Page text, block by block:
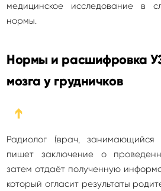
медицинское исследование в
нормы.
Нормы и расшифровка
мозга у грудничков
➔
Радиолог (врач,
пишет заключение о
затем отдаёт полученную
который огласит результаты